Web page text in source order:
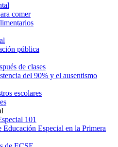
comer
pública
de clases
del 90% y el ausentismo
escolares
101
Educación Especial en la Primera